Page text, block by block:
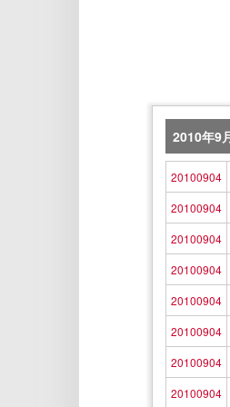
2010年9
20100904
20100904
20100904
20100904
20100904
20100904
20100904
20100904